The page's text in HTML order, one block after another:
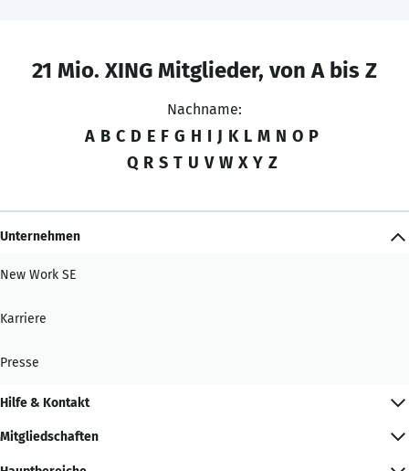
21 Mio. XING Mitglieder, von A bis Z
Nachname:
A B C D E F G H I J K L M N O P
Q R S T U V W X Y Z
Unternehmen
New Work SE
Karriere
Presse
Hilfe & Kontakt
Mitgliedschaften